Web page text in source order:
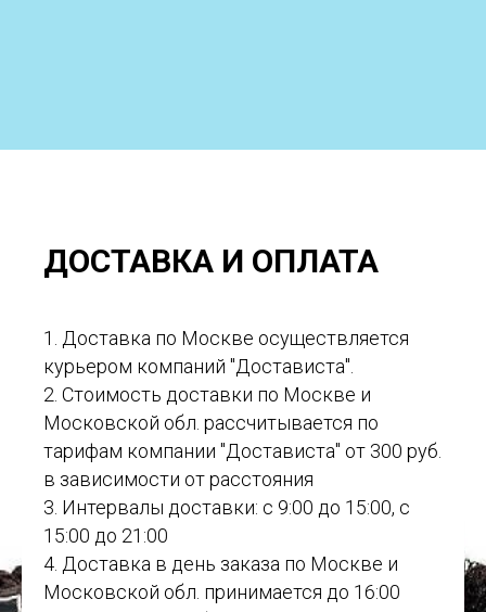
ДОСТАВКА И ОПЛАТА
1. Доставка по Москве осуществляется
курьером компаний "Достависта".
2. Стоимость доставки по Москве и
Московской обл. рассчитывается по
тарифам компании "Достависта" от 300 руб.
в зависимости от расстояния
3. Интервалы доставки: с 9:00 до 15:00, с
15:00 до 21:00
4. Доставка в день заказа по Москве и
Московской обл. принимается до 16:00